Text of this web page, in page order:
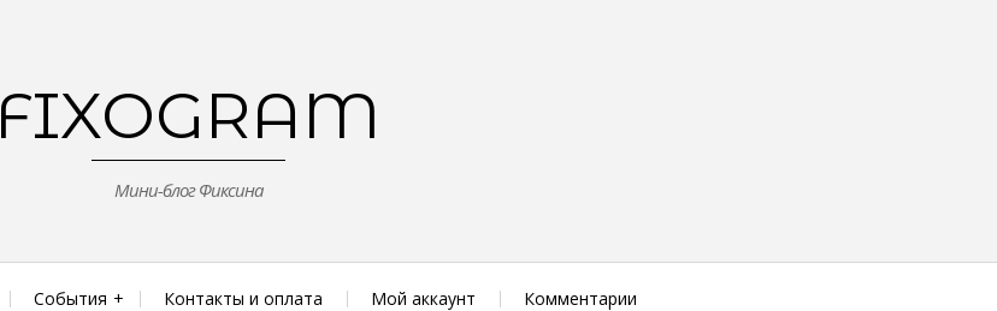
FIXOGRAM
Мини-блог Фиксина
События Контакты и оплата Мой аккаунт Комментарии